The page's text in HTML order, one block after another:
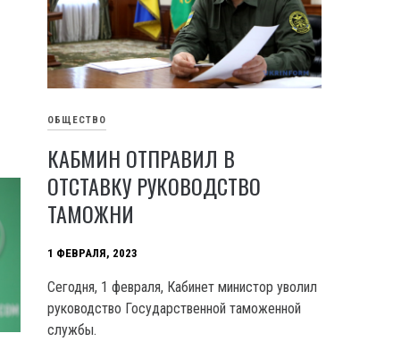
ОБЩЕСТВО
КАБМИН ОТПРАВИЛ В
ОТСТАВКУ РУКОВОДСТВО
ТАМОЖНИ
1 ФЕВРАЛЯ, 2023
Сегодня, 1 февраля, Кабинет министор уволил
руководство Государственной таможенной
службы.